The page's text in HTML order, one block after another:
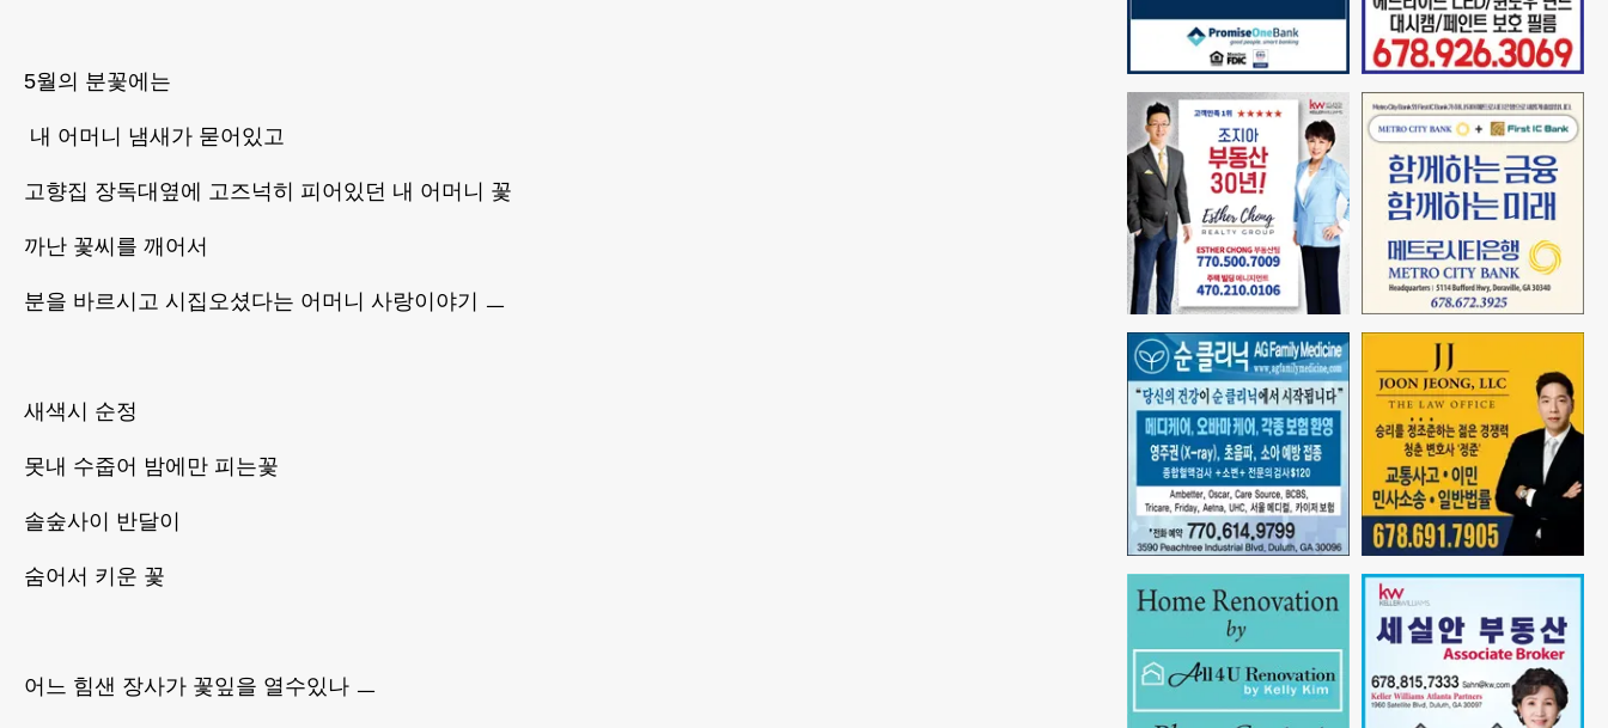
5월의 분꽃에는
내 어머니 냄새가 묻어있고
고향집 장독대옆에 고즈넉히 피어있던 내 어머니 꽃
까난 꽃씨를 깨어서
분을 바르시고 시집오셨다는 어머니 사랑이야기 ㅡ
새색시 순정
못내 수줍어 밤에만 피는꽃
솔숲사이 반달이
숨어서 키운 꽃
어느 힘샌 장사가 꽃잎을 열수있나 ㅡ